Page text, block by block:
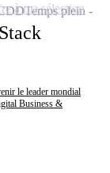
le leader mondial
Business &
Temps plein
à ma sélection